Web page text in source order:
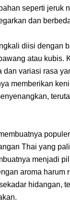
Penanggung
Poster
Industri
Bentang Alam
seperti jeruk
dan
diisi dengan
atau kubis.
variasi rasa
memberikan
Thai yang
menjadi
aroma harum
hidangan,